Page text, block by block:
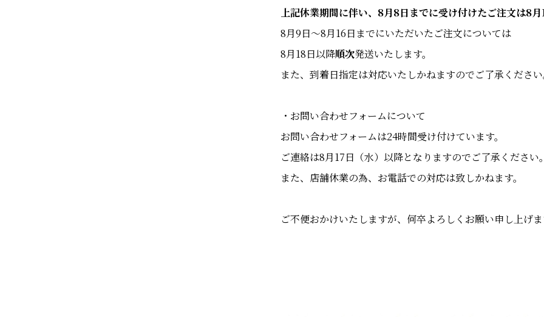
上記休業期間に伴い、8月8日までに受け付けたご注文は8
8月9日～8月16日までにいただいたご注文については
8月18日以降順次発送いたします。
また、到着日指定は対応いたしかねますのでご了承くださ
・お問い合わせフォームについて
お問い合わせフォームは24時間受け付けています。
ご連絡は8月17日（水）以降となりますのでご了承ください
また、店舗休業の為、お電話での対応は致しかねます。
ご不便おかけいたしますが、何卒よろしくお願い申し上げ